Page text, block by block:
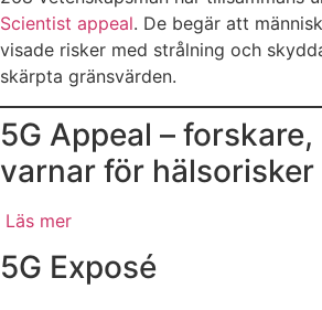
Scientist appeal. De begär att
visade risker med strålning och
skärpta gränsvärden.
5G Appeal –
varnar för hälsorisker
Läs mer
5G Exposé